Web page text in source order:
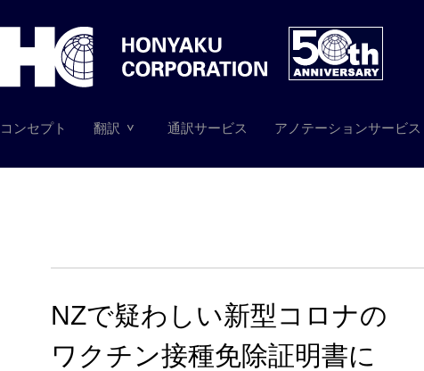
コンセプト 翻訳 通訳サービス アノテーションサービス
NZで疑わしい新型コロナの
ワクチン接種免除証明書に